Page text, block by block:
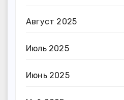
Август 2025
Июль 2025
Июнь 2025